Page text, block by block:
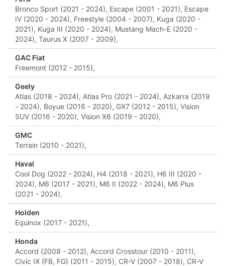
Bronco Sport (2021 - 2024), Escape (2001 - 2021), Escape
IV (2020 - 2024), Freestyle (2004 - 2007), Kuga (2020 -
2021), Kuga III (2020 - 2024), Mustang Mach-E (2020 -
2024), Taurus X (2007 - 2009),
GAC Fiat
Freemont (2012 - 2015),
Geely
Atlas (2018 - 2024), Atlas Pro (2021 - 2024), Azkarra (2019
- 2024), Boyue (2016 - 2020), GX7 (2012 - 2015), Vision
SUV (2016 - 2020), Vision X6 (2019 - 2020),
GMC
Terrain (2010 - 2021),
Haval
Cool Dog (2022 - 2024), H4 (2018 - 2021), H6 III (2020 -
2024), M6 (2017 - 2021), M6 II (2022 - 2024), M6 Plus
(2021 - 2024),
Holden
Equinox (2017 - 2021),
Honda
Accord (2008 - 2012), Accord Crosstour (2010 - 2011),
Civic IX (FB, FG) (2011 - 2015), CR-V (2007 - 2018), CR-V